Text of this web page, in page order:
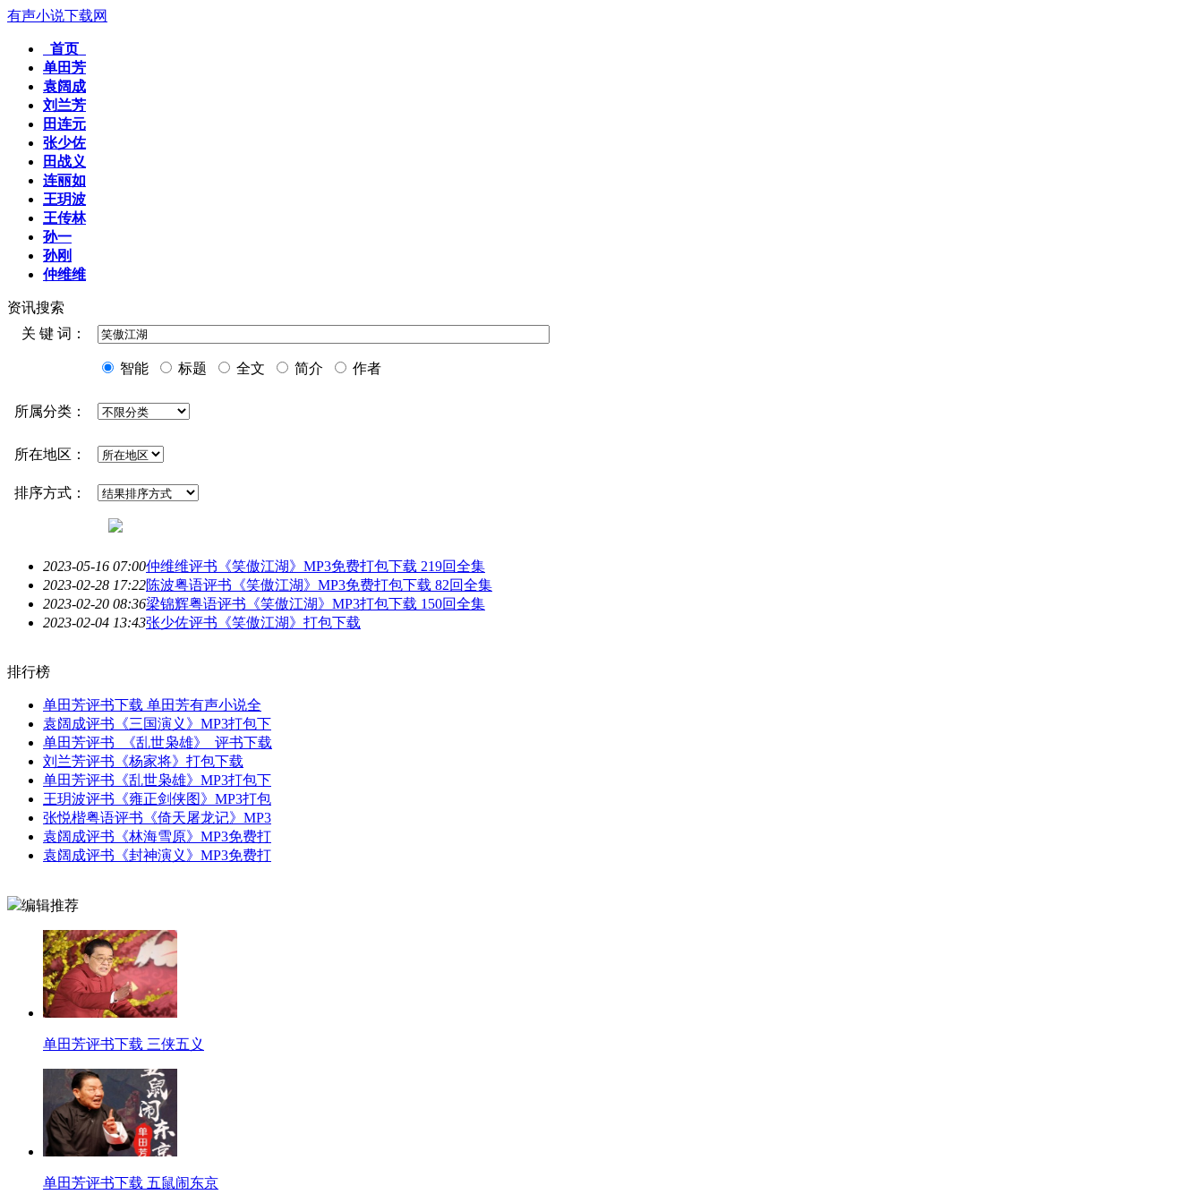
有声小说下载网
首页
单田芳
袁阔成
刘兰芳
田连元
张少佐
田战义
连丽如
王玥波
王传林
孙一
孙刚
仲维维
资讯搜索
关 键 词：
智能 标题 全文 简介 作者
所属分类：
所在地区：
排序方式：
2023-05-16 07:00仲维维评书《笑傲江湖》MP3免费打包下载 219回全集
2023-02-28 17:22陈波粤语评书《笑傲江湖》MP3免费打包下载 82回全集
2023-02-20 08:36梁锦辉粤语评书《笑傲江湖》MP3打包下载 150回全集
2023-02-04 13:43张少佐评书《笑傲江湖》打包下载
排行榜
单田芳评书下载 单田芳有声小说全
袁阔成评书《三国演义》MP3打包下
单田芳评书_《乱世枭雄》_评书下载
刘兰芳评书《杨家将》打包下载
单田芳评书《乱世枭雄》MP3打包下
王玥波评书《雍正剑侠图》MP3打包
张悦楷粤语评书《倚天屠龙记》MP3
袁阔成评书《林海雪原》MP3免费打
袁阔成评书《封神演义》MP3免费打
编辑推荐
单田芳评书下载 三侠五义
单田芳评书下载 五鼠闹东京